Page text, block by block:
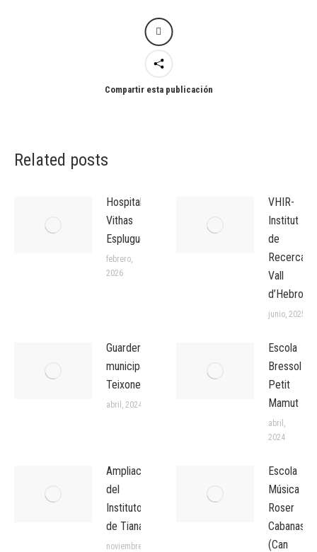
Compartir esta publicación
Related posts
Hospital
Vithas
Esplugues
febrero,
2026
VHIR-
Institut
de
Recerca
Vall
d’Hebron
junio, 2025
Guardería
municipal
Teixonera
abril, 2024
Escola
Bressol
Petit
Mamut
abril,
2024
Ampliación
del
Instituto
de Tiana
noviembre,
Escola
Música
Roser
Cabanas
(Can